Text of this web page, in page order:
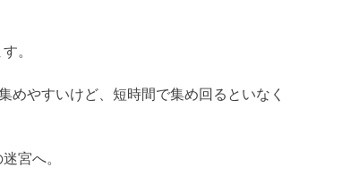
。
めやすいけど、短時間で集め回るといなく
宮へ。